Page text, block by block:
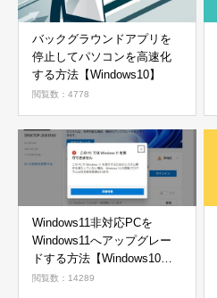
バックグラウンドアプリを
停止してパソコンを高速化
する方法【Windows10】
閲覧数：4778
Windows11非対応PCを
Windows11へアップグレー
ドする方法【Windows10か
ら11へ】
閲覧数：14289